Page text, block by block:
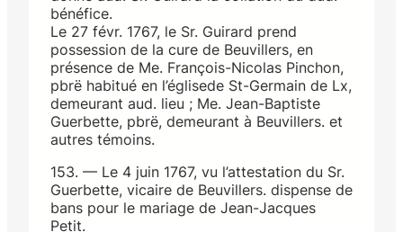
bénéfice.
Le 27 févr. 1767, le Sr. Guirard prend
possession de la cure de Beuvillers, en
présence de Me. François-Nicolas Pinchon,
pbrë habitué en l’églisede St-Germain de Lx,
demeurant aud. lieu ; Me. Jean-Baptiste
Guerbette, pbrë, demeurant à Beuvillers. et
autres témoins.
153. — Le 4 juin 1767, vu l’attestation du Sr.
Guerbette, vicaire de Beuvillers. dispense de
bans pour le mariage de Jean-Jacques
Petit.